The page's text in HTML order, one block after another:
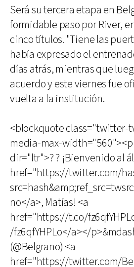
Será su tercera etapa en
formidable paso por River,
cinco títulos. "Tiene las
había expresado el
días atrás, mientras que
acuerdo y este viernes fue
vuelta a la institución.
<blockquote class="twitter-
media-max-
dir="ltr">? ? ¡Bienvenido al
href="https://twitter.com/
no</a>, Matías! <a
href="https://t.co/
/fz6qfYHPLo</a></
(@Belgrano) <a
href="https://twitter.com/